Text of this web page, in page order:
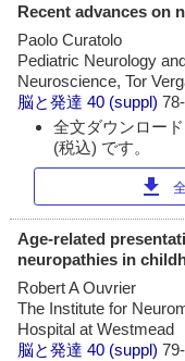
Recent advances on
Paolo Curatolo
Pediatric Neurology
Neuroscience, Tor
脳と発達 40 (suppl)
全文ダウンロー
(税込) です。
download
Age-related
neuropathies in
Robert A Ouvrier
The Institute for
Hospital at Westmead
脳と発達 40 (suppl)